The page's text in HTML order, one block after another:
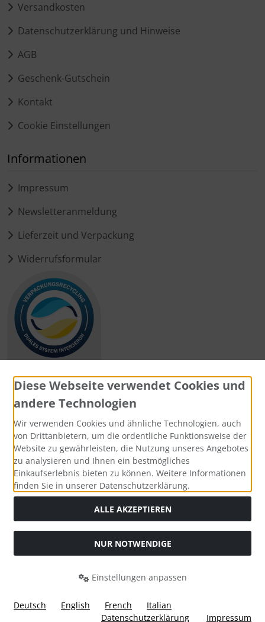
Versandkosten
Datenschutzerklärung und Hinweise
AGB
Geschenk-Gutschein
Kontakt
Cookie Einstellungen
Informationen
Impressum
Newsletteranmeldung
Lieferzeit und Verpackung
Widerrufsformular
Zahlungsmethoden
Social Media
Widerrufsformular
Diese Webseite verwendet Cookies und
andere Technologien
Wir verwenden Cookies und ähnliche Technologien, auch
von Drittanbietern, um die ordentliche Funktionsweise der
Website zu gewährleisten, die Nutzung unseres Angebotes
zu analysieren und Ihnen ein bestmögliches
Einkaufserlebnis bieten zu können. Weitere Informationen
finden Sie in unserer Datenschutzerklärung.
ALLE AKZEPTIEREN
NUR NOTWENDIGE
Einstellungen anpassen
Deutsch English French
Italian
Datenschutzerklärung
Impressum